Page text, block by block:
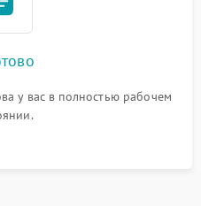
у вас в полностью рабочем